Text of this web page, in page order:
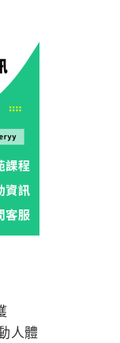
人體